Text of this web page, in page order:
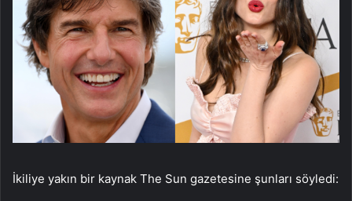
İkiliye yakın bir kaynak The Sun gazetesine şunları söyledi: